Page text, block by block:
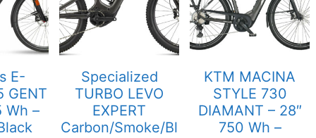
E-
GENT
Wh –
Specialized
TURBO LEVO
EXPERT
Carbon/Smoke/Bl
KTM MACINA
STYLE 730
DIAMANT – 28″
750 Wh –